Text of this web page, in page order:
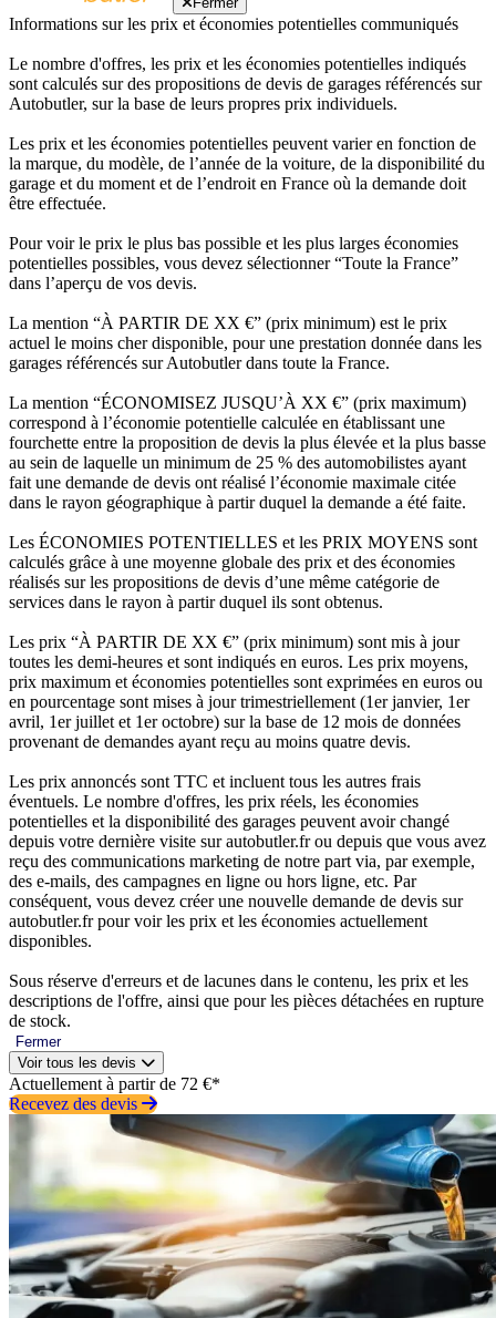
Informations sur les prix et économies potentielles communiqués
Le nombre d'offres, les prix et les économies potentielles indiqués
sont calculés sur des propositions de devis de garages référencés sur
Autobutler, sur la base de leurs propres prix individuels.
Les prix et les économies potentielles peuvent varier en fonction de
la marque, du modèle, de l’année de la voiture, de la disponibilité du
garage et du moment et de l’endroit en France où la demande doit
être effectuée.
Pour voir le prix le plus bas possible et les plus larges économies
potentielles possibles, vous devez sélectionner “Toute la France”
dans l’aperçu de vos devis.
La mention “À PARTIR DE XX €” (prix minimum) est le prix
actuel le moins cher disponible, pour une prestation donnée dans les
garages référencés sur Autobutler dans toute la France.
La mention “ÉCONOMISEZ JUSQU’À XX €” (prix maximum)
correspond à l’économie potentielle calculée en établissant une
fourchette entre la proposition de devis la plus élevée et la plus basse
au sein de laquelle un minimum de 25 % des automobilistes ayant
fait une demande de devis ont réalisé l’économie maximale citée
dans le rayon géographique à partir duquel la demande a été faite.
Les ÉCONOMIES POTENTIELLES et les PRIX MOYENS sont
calculés grâce à une moyenne globale des prix et des économies
réalisés sur les propositions de devis d’une même catégorie de
services dans le rayon à partir duquel ils sont obtenus.
Les prix “À PARTIR DE XX €” (prix minimum) sont mis à jour
toutes les demi-heures et sont indiqués en euros. Les prix moyens,
prix maximum et économies potentielles sont exprimées en euros ou
en pourcentage sont mises à jour trimestriellement (1er janvier, 1er
avril, 1er juillet et 1er octobre) sur la base de 12 mois de données
provenant de demandes ayant reçu au moins quatre devis.
Les prix annoncés sont TTC et incluent tous les autres frais
éventuels. Le nombre d'offres, les prix réels, les économies
potentielles et la disponibilité des garages peuvent avoir changé
depuis votre dernière visite sur autobutler.fr ou depuis que vous avez
reçu des communications marketing de notre part via, par exemple,
des e-mails, des campagnes en ligne ou hors ligne, etc. Par
conséquent, vous devez créer une nouvelle demande de devis sur
autobutler.fr pour voir les prix et les économies actuellement
disponibles.
Sous réserve d'erreurs et de lacunes dans le contenu, les prix et les
descriptions de l'offre, ainsi que pour les pièces détachées en rupture
de stock.
Fermer
Voir tous les devis
Actuellement à partir de 72 €*
Recevez des devis